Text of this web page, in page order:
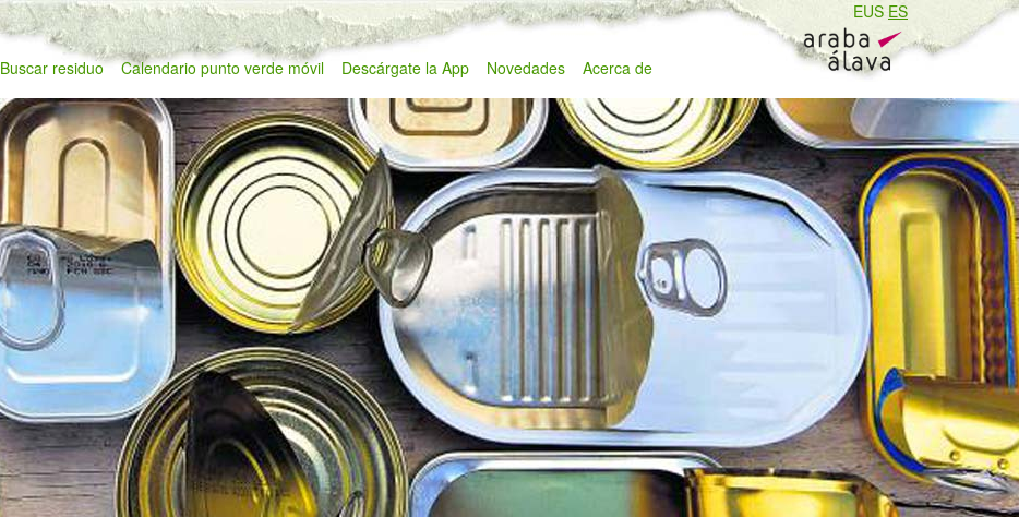
EUS ES
Buscar residuo Calendario punto verde móvil Descárgate la App Novedades Acerca de